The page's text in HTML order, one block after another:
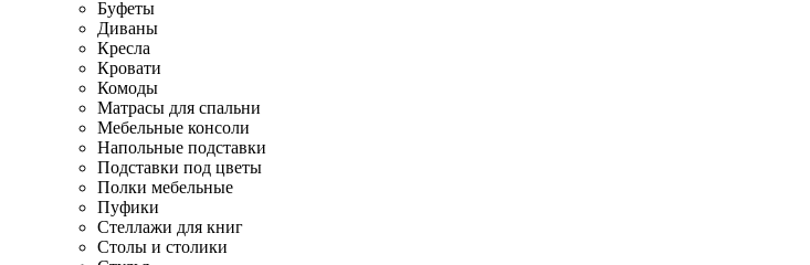
Буфеты
Диваны
Кресла
Кровати
Комоды
Матрасы для спальни
Мебельные консоли
Напольные подставки
Подставки под цветы
Полки мебельные
Пуфики
Стеллажи для книг
Столы и столики